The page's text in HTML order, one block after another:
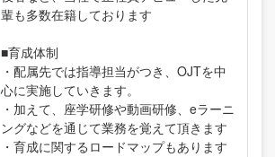
輩も多数在籍しております
■育成体制
・配属先では指導担当がつき、OJTを中
心に実施していきます。
・加えて、座学研修や動画研修、eラーニ
ングなどを通じて業務を覚えて頂きます
・育成に関するロードマップもあります